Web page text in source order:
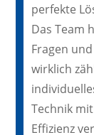
perfekte
Das Team
Fragen
wirklich
Technik
Effizienz